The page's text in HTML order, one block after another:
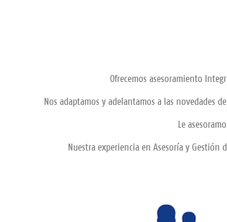
Ofrecemos asesoramiento
Nos adaptamos y adelantamos a las novedades
Le
Nuestra experiencia en Asesoría y